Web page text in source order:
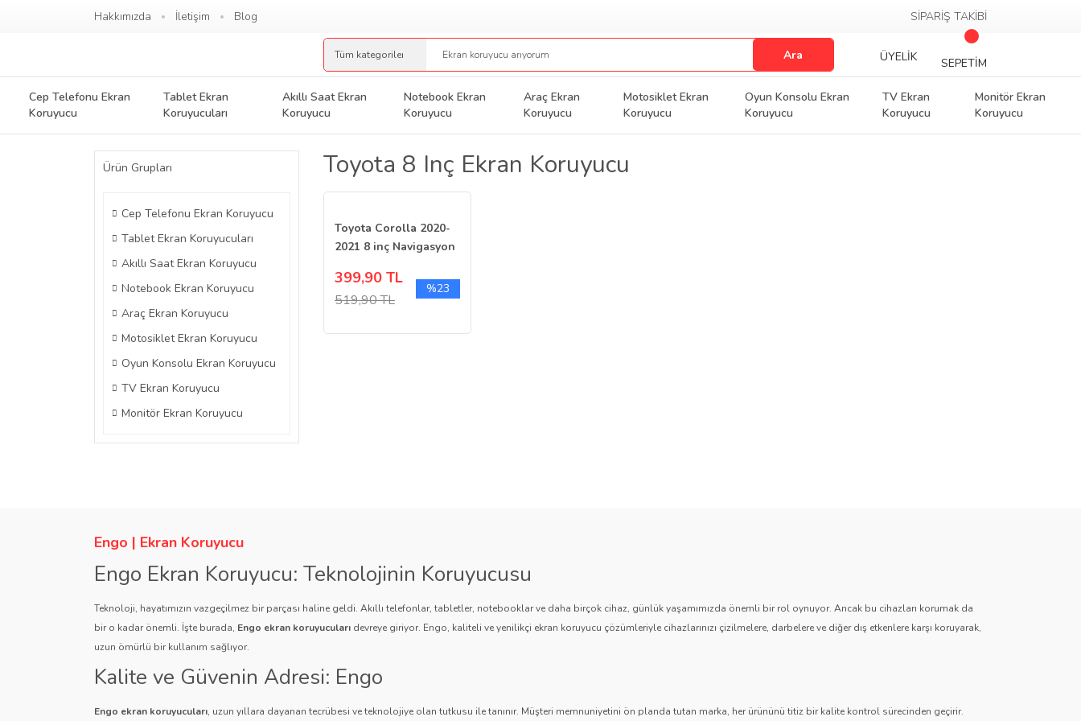
Hakkımızda İletişim Blog SİPARİŞ TAKİBİ
Ara ÜYELİK SEPETİM
Cep Telefonu Ekran
Koruyucu
Tablet Ekran
Koruyucuları
Akıllı Saat Ekran
Koruyucu
Notebook Ekran
Koruyucu
Araç Ekran
Koruyucu
Motosiklet Ekran
Koruyucu
Oyun Konsolu Ekran
Koruyucu
TV Ekran
Koruyucu
Monitör Ekran
Koruyucu
Ürün Grupları
Cep Telefonu Ekran Koruyucu
Tablet Ekran Koruyucuları
Akıllı Saat Ekran Koruyucu
Notebook Ekran Koruyucu
Araç Ekran Koruyucu
Motosiklet Ekran Koruyucu
Oyun Konsolu Ekran Koruyucu
TV Ekran Koruyucu
Monitör Ekran Koruyucu
Toyota 8 Inç Ekran Koruyucu
Toyota Corolla 2020-
2021 8 inç Navigasyon
Nano
399,90 TL
519,90 TL
%23
Engo | Ekran Koruyucu
Engo Ekran Koruyucu: Teknolojinin Koruyucusu
Teknoloji, hayatımızın vazgeçilmez bir parçası haline geldi. Akıllı telefonlar, tabletler, notebooklar ve daha birçok cihaz, günlük yaşamımızda önemli bir rol oynuyor. Ancak bu cihazları korumak da
bir o kadar önemli. İşte burada, Engo ekran koruyucuları devreye giriyor. Engo, kaliteli ve yenilikçi ekran koruyucu çözümleriyle cihazlarınızı çizilmelere, darbelere ve diğer dış etkenlere karşı koruyarak,
uzun ömürlü bir kullanım sağlıyor.
Kalite ve Güvenin Adresi: Engo
Engo ekran koruyucuları, uzun yıllara dayanan tecrübesi ve teknolojiye olan tutkusu ile tanınır. Müşteri memnuniyetini ön planda tutan marka, her ürününü titiz bir kalite kontrol sürecinden geçirir.